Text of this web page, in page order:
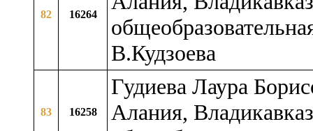
82 16264
В.Кудзоева
83 16258
Гудиева Лаура
Алания,